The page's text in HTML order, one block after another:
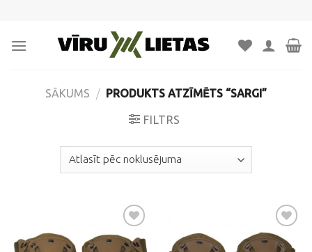
content
SĀKUMS / PRODUKTS ATZĪMĒTS “SARGI”
FILTRS